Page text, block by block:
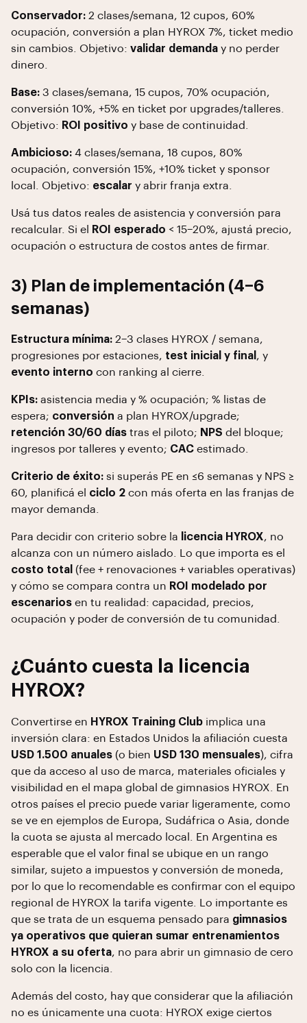
Conservador: 2 clases/semana, 12 cupos, 60%
ocupación, conversión a plan HYROX 7%, ticket medio
sin cambios. Objetivo: validar demanda y no perder
dinero.
Base: 3 clases/semana, 15 cupos, 70% ocupación,
conversión 10%, +5% en ticket por upgrades/talleres.
Objetivo: ROI positivo y base de continuidad.
Ambicioso: 4 clases/semana, 18 cupos, 80%
ocupación, conversión 15%, +10% ticket y sponsor
local. Objetivo: escalar y abrir franja extra.
Usá tus datos reales de asistencia y conversión para
recalcular. Si el
ROI esperado < 15–20%, ajustá precio,
ocupación o estructura de costos antes de firmar.
3) Plan de implementación (4–6
semanas)
Estructura mínima: 2–3 clases HYROX / semana,
progresiones por estaciones, test inicial y final , y
evento interno con ranking al cierre.
KPIs: asistencia media y % ocupación; % listas de
espera; conversión a plan HYROX/upgrade;
retención 30/60 días tras el piloto; NPS del bloque;
ingresos por talleres y evento; CAC estimado.
Criterio de éxito: si superás PE en ≤6 semanas y NPS ≥
60, planificá el ciclo 2 con más oferta en las franjas de
mayor demanda.
Para decidir con criterio sobre la licencia HYROX, no
alcanza con un número aislado. Lo que importa es el
costo total (fee + renovaciones + variables operativas)
y cómo se compara contra un ROI modelado por
escenarios en tu realidad: capacidad, precios,
ocupación y poder de conversión de tu comunidad.
¿Cuánto cuesta la licencia
HYROX?
Convertirse en HYROX Training Club implica una
inversión clara: en Estados Unidos la afiliación cuesta
USD 1.500 anuales (o bien USD 130 mensuales), cifra
que da acceso al uso de marca, materiales oficiales y
visibilidad en el mapa global de gimnasios HYROX. En
otros países el precio puede variar ligeramente, como
se ve en ejemplos de Europa, Sudáfrica o Asia, donde
la cuota se ajusta al mercado local. En Argentina es
esperable que el valor final se ubique en un rango
similar, sujeto a impuestos y conversión de moneda,
por lo que lo recomendable es confirmar con el equipo
regional de HYROX la tarifa vigente. Lo importante es
que se trata de un esquema pensado para gimnasios
ya operativos que quieran sumar entrenamientos
HYROX a su oferta, no para abrir un gimnasio de cero
solo con la licencia.
Además del costo, hay que considerar que la afiliación
no es únicamente una cuota: HYROX exige ciertos